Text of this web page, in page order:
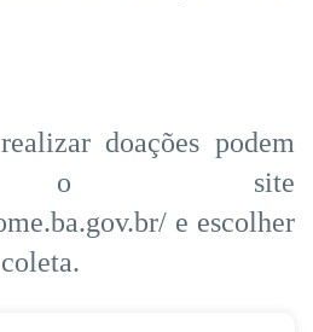
doações podem
o site
e escolher